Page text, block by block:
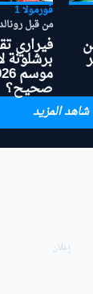
فورمولا 1
من قبل
فيراري
برشلونة
صحيح؟
شاهد المزيد